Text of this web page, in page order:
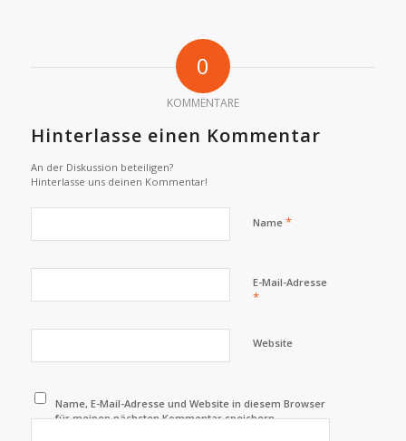
0
KOMMENTARE
Hinterlasse einen Kommentar
An der Diskussion beteiligen?
Hinterlasse uns deinen Kommentar!
Name *
E-Mail-Adresse
*
Website
Name, E-Mail-Adresse und Website in diesem Browser
für meinen nächsten Kommentar speichern.